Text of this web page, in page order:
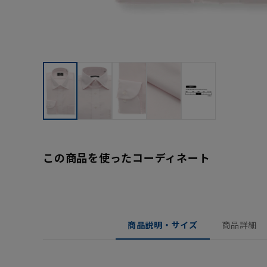
この商品を使ったコーディネート
商品説明・サイズ 商品詳細